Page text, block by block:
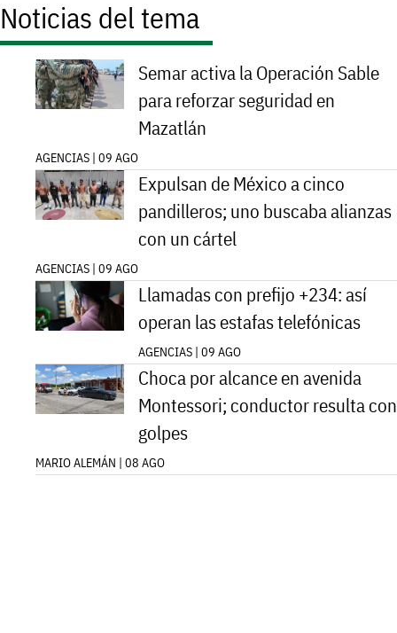
Noticias del tema
Semar activa la Operación Sable
para reforzar seguridad en
Mazatlán
AGENCIAS | 09 AGO
Expulsan de México a cinco
pandilleros; uno buscaba alianzas
con un cártel
AGENCIAS | 09 AGO
Llamadas con prefijo +234: así
operan las estafas telefónicas
AGENCIAS | 09 AGO
Choca por alcance en avenida
Montessori; conductor resulta con
golpes
MARIO ALEMÁN | 08 AGO